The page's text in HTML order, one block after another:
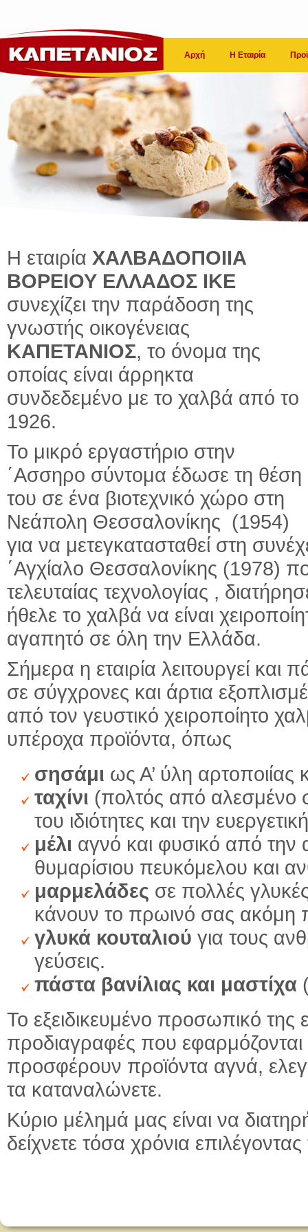
Αρχή Η Εταιρία
Η εταιρία ΧΑΛΒΑΔΟΠΟΙΙΑ
ΒΟΡΕΙΟΥ ΕΛΛΑΔΟΣ ΙΚΕ
συνεχίζει την παράδοση της
γνωστής οικογένειας
ΚΑΠΕΤΑΝΙΟΣ, το όνομα της
οποίας είναι άρρηκτα
συνδεδεμένο με το χαλβά από το
1926.
Το μικρό εργαστήριο στην
΄Ασσηρο σύντομα έδωσε τη θέση
του σε ένα βιοτεχνικό χώρο στη
Νεάπολη Θεσσαλονίκης (1954)
για να μετεγκατασταθεί στη
΄Αγχίαλο Θεσσαλονίκης (1978)
τελευταίας τεχνολογίας ,
ήθελε το χαλβά να είναι
αγαπητό σε όλη την Ελλάδα.
Σήμερα η εταιρία λειτουργεί και
σε σύγχρονες και άρτια
από τον γευστικό χειροποίητο
υπέροχα προϊόντα, όπως
σησάμι ως Α’ ύλη αρτοποιίας
ταχίνι (πολτός από αλεσμένο
του ιδιότητες και την
μέλι αγνό και φυσικό από την
θυμαρίσιου πευκόμελου και
μαρμελάδες σε πολλές
κάνουν το πρωινό σας ακόμη
γλυκά κουταλιού για τους
γεύσεις.
πάστα βανίλιας και μαστίχα
Το εξειδικευμένο προσωπικό της
προδιαγραφές που
προσφέρουν προϊόντα αγνά,
τα καταναλώνετε.
Κύριο μέλημά μας είναι να
δείχνετε τόσα χρόνια